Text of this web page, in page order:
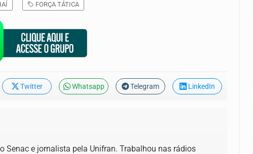
FORÇA TÁTICA
Twitter Whatsapp Telegram LinkedIn
Senac e jornalista pela Unifran. Trabalhou nas rádios